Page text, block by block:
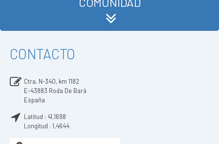
CONTACTO
Ctra. N-340, km 1182
E-43883 Roda De Barà
España
Latitud : 41,1698
Longitud : 1,4644